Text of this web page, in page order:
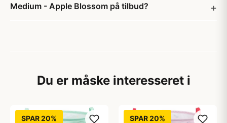
Medium - Apple Blossom på tilbud?
Du er måske interesseret i
SPAR 20% SPAR 20%